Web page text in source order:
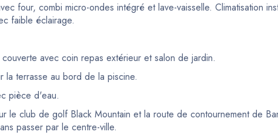
four, combi micro-ondes intégré et lave-vaisselle. Climatisation
faible éclairage.
avec coin repas extérieur et salon de jardin.
la terrasse au bord de la piscine.
pièce d'eau.
le club de golf Black Mountain et la route de contournement de
passer par le centre-ville.